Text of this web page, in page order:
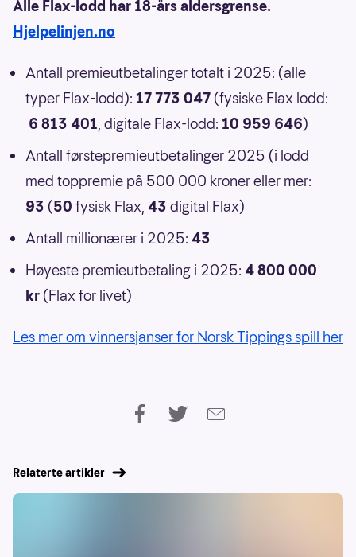
Alle Flax-lodd har 18-års aldersgrense.
Hjelpelinjen.no
Antall premieutbetalinger totalt i 2025: (alle
typer Flax-lodd): 17 773 047 (fysiske Flax lodd:
6 813 401, digitale Flax-lodd: 10 959 646)
Antall førstepremieutbetalinger 2025 (i lodd
med toppremie på 500 000 kroner eller mer:
93 (50 fysisk Flax, 43 digital Flax)
Antall millionærer i 2025: 43
Høyeste premieutbetaling i 2025: 4 800 000
kr (Flax for livet)
Les mer om vinnersjanser for Norsk Tippings spill her
Relaterte artikler